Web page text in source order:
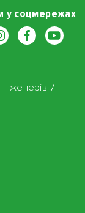
у соцмережах
7